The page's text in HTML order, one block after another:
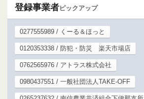
登録事業者ピックアップ
0277555989 / くーる＆ほっと
0120353338 / 防犯・防災 楽天市場店
0762565976 / アトラス株式会社
0980437551 / 一般社団法人TAKE-OFF